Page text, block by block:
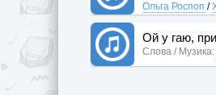
Ольга Роспоп /
Ой у гаю,
Слова / Музика: